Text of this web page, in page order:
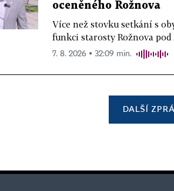
oceněného Rožnova
Více než stovku setkání s
funkci starosty Rožnova pod
7. 8. 2026 ▪ 32:09 min.
DALŠÍ